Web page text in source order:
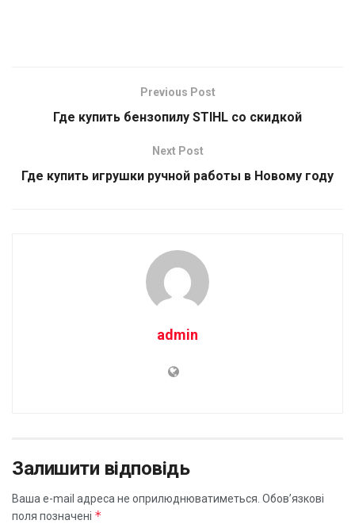
Previous Post
Где купить бензопилу STIHL со скидкой
Next Post
Где купить игрушки ручной работы в Новому году
admin
Залишити відповідь
Ваша e-mail адреса не оприлюднюватиметься. Обов’язкові
поля позначені *